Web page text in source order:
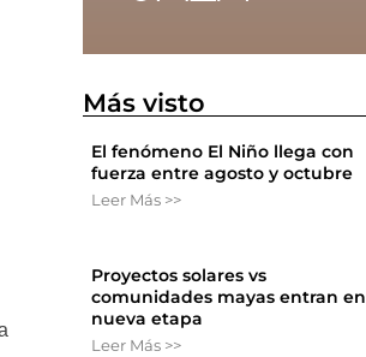
Más visto
El fenómeno El Niño llega con
fuerza entre agosto y octubre
Leer Más >>
Proyectos solares vs
comunidades mayas entran en
nueva etapa
Leer Más >>